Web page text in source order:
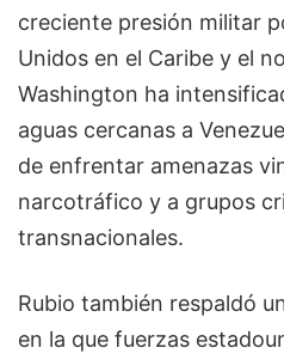
creciente presión militar
Unidos en el Caribe y el
Washington ha
aguas cercanas a
de enfrentar amenazas
narcotráfico y a grupos
transnacionales.
Rubio también respaldó
en la que fuerzas